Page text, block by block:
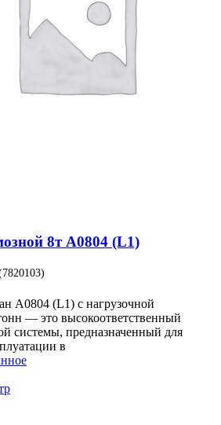
8т A0804 (L1)
A0804 (L1) с нагрузочной
— это высокоответственный
системы, предназначенный для
в